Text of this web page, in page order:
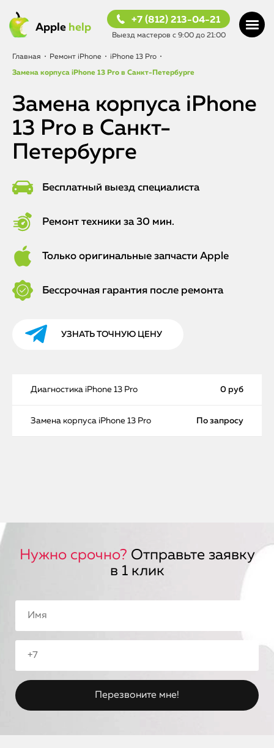
Apple help
+7 (812) 213-04-21
Выезд мастеров с 9:00 до 21:00
Главная • Ремонт iPhone • iPhone 13 Pro •
Замена корпуса iPhone 13 Pro в Санкт-Петербурге
Замена корпуса iPhone
13 Pro в Санкт-
Петербурге
Бесплатный выезд специалиста
Ремонт техники за 30 мин.
Только оригинальные запчасти Apple
Бессрочная гарантия после ремонта
УЗНАТЬ ТОЧНУЮ ЦЕНУ
Диагностика iPhone 13 Pro 0 руб
Замена корпуса iPhone 13 Pro По запросу
Нужно срочно? Отправьте заявку
в 1 клик